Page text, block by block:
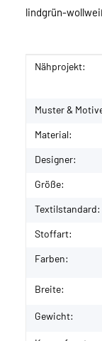
lindgrün-
Wert
Nähprojekt:
Muster &
Material:
Designer:
Größe:
Textilstandard:
Stoffart:
Farben:
Breite:
Gewicht: